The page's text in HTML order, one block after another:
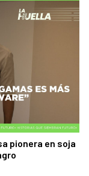
pionera en soja